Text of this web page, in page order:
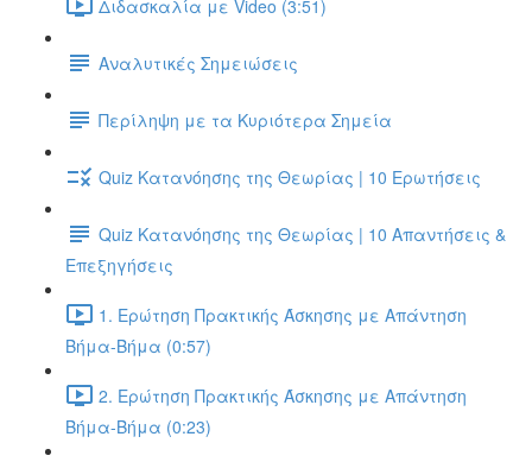
Διδασκαλία με Video (3:51)
Αναλυτικές Σημειώσεις
Περίληψη με τα Κυριότερα Σημεία
Quiz Κατανόησης της Θεωρίας | 10 Ερωτήσεις
Quiz Κατανόησης της Θεωρίας | 10 Απαντήσεις &
Επεξηγήσεις
1. Ερώτηση Πρακτικής Άσκησης με Απάντηση
Βήμα-Βήμα (0:57)
2. Ερώτηση Πρακτικής Άσκησης με Απάντηση
Βήμα-Βήμα (0:23)